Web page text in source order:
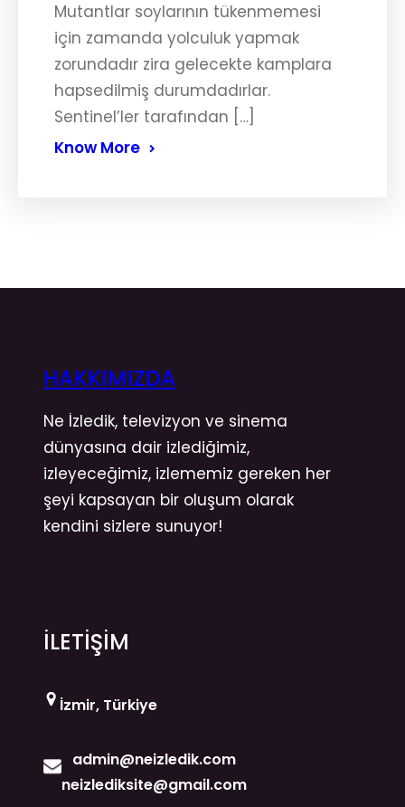
Mutantlar soylarının tükenmemesi
için zamanda yolculuk yapmak
zorundadır zira gelecekte kamplara
hapsedilmiş durumdadırlar.
Sentinel’ler tarafından […]
Know More
HAKKIMIZDA
Ne İzledik, televizyon ve sinema
dünyasına dair izlediğimiz,
izleyeceğimiz, izlememiz gereken her
şeyi kapsayan bir oluşum olarak
kendini sizlere sunuyor!
İLETİŞİM
İzmir, Türkiye
admin@neizledik.com
neizlediksite@gmail.com